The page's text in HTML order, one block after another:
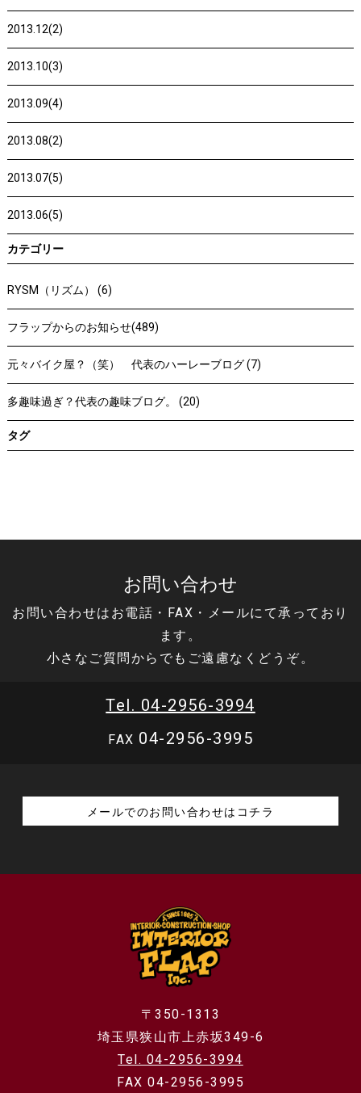
2013.12(2)
2013.10(3)
2013.09(4)
2013.08(2)
2013.07(5)
2013.06(5)
カテゴリー
RYSM（リズム） (6)
フラップからのお知らせ(489)
元々バイク屋？（笑） 代表のハーレーブログ (7)
多趣味過ぎ？代表の趣味ブログ。 (20)
タグ
お問い合わせ
お問い合わせはお電話・FAX・メールにて承っており
ます。
小さなご質問からでもご遠慮なくどうぞ。
Tel. 04-2956-3994
FAX 04-2956-3995
メールでのお問い合わせはコチラ
〒350-1313
埼玉県狭山市上赤坂349-6
Tel. 04-2956-3994
FAX 04-2956-3995